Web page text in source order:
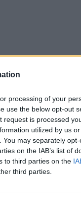
processing of your
use the below opt-out
request is processed
utilized by us
may separately
on the IAB’s list of
to third parties on the
third parties.
e urrej më së
pasur me mua
im. Nuk dua të
shumë fansa
‘Big Brother’.